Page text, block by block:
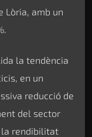
Lòria, amb un
la tendència
en un
reducció de
del sector
la rendibilitat